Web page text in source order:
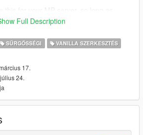
given.
so I don't know how to solve it.
model
model; mapped Sentinel; LED
decal
setup; mapped Zion, SC1; SC1
Full Description
SŰRGŐSSÉGI VANILLA SZERKESZTÉS
17.
24.